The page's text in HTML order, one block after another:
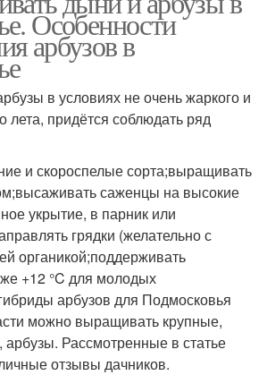
Особенности
арбузов в
в условиях не очень жаркого и
лета, придётся соблюдать ряд
и скороспелые сорта;выращивать
саженцы на высокие
укрытие, в парник или
грядки (желательно с
органикой;поддерживать
+12 °C для молодых
арбузов для Подмосковья
можно выращивать крупные,
арбузы. Рассмотренные в статье
отзывы дачников.